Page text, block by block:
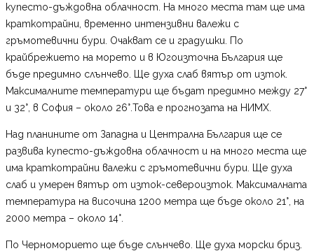
купесто-дъждовна облачност. На много места там ще има
краткотрайни, временно интензивни валежи с
гръмотевични бури. Очакват се и градушки. По
крайбрежието на морето и в Югоизточна България ще
бъде предимно слънчево. Ще духа слаб вятър от изток.
Максималните температури ще бъдат предимно между 27°
и 32°, в София – около 26°.Това е прогнозата на НИМХ.
Над планините от Западна и Централна България ще се
развива купесто-дъждовна облачност и на много места ще
има краткотрайни валежи с гръмотевични бури. Ще духа
слаб и умерен вятър от изток-североизток. Максималната
температура на височина 1200 метра ще бъде около 21°, на
2000 метра – около 14°.
По Черноморието ще бъде слънчево. Ще духа морски бриз.